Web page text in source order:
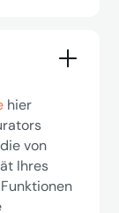
hier
von
Ihres